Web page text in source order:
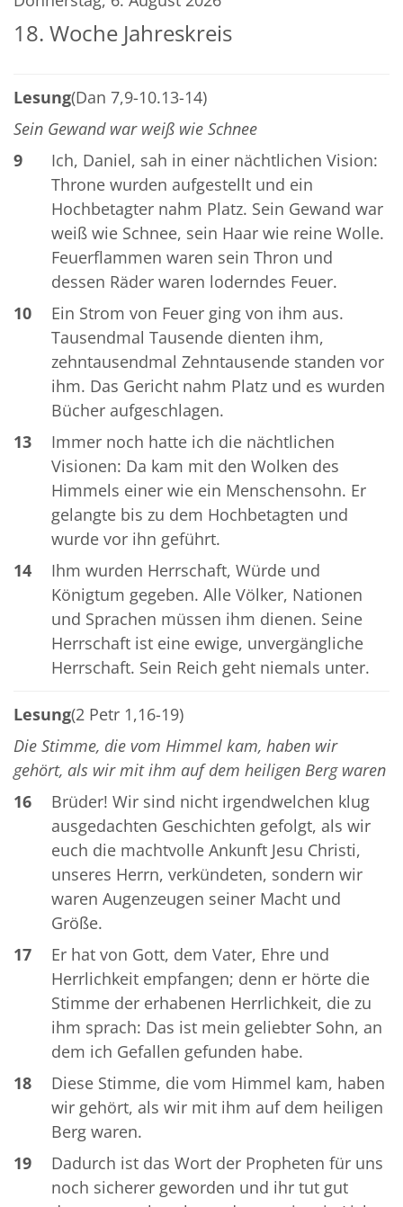
18. Woche Jahreskreis
Lesung(Dan 7,9-10.13-14)
Sein Gewand war weiß wie Schnee
9
Ich, Daniel, sah in einer nächtlichen Vision:
Throne wurden aufgestellt und ein
Hochbetagter nahm Platz. Sein Gewand war
weiß wie Schnee, sein Haar wie reine Wolle.
Feuerflammen waren sein Thron und
dessen Räder waren loderndes Feuer.
10
Ein Strom von Feuer ging von ihm aus.
Tausendmal Tausende dienten ihm,
zehntausendmal Zehntausende standen vor
ihm. Das Gericht nahm Platz und es wurden
Bücher aufgeschlagen.
13
Immer noch hatte ich die nächtlichen
Visionen: Da kam mit den Wolken des
Himmels einer wie ein Menschensohn. Er
gelangte bis zu dem Hochbetagten und
wurde vor ihn geführt.
14
Ihm wurden Herrschaft, Würde und
Königtum gegeben. Alle Völker, Nationen
und Sprachen müssen ihm dienen. Seine
Herrschaft ist eine ewige, unvergängliche
Herrschaft. Sein Reich geht niemals unter.
Lesung(2 Petr 1,16-19)
Die Stimme, die vom Himmel kam, haben wir
gehört, als wir mit ihm auf dem heiligen Berg waren
16
Brüder! Wir sind nicht irgendwelchen klug
ausgedachten Geschichten gefolgt, als wir
euch die machtvolle Ankunft Jesu Christi,
unseres Herrn, verkündeten, sondern wir
waren Augenzeugen seiner Macht und
Größe.
17
Er hat von Gott, dem Vater, Ehre und
Herrlichkeit empfangen; denn er hörte die
Stimme der erhabenen Herrlichkeit, die zu
ihm sprach: Das ist mein geliebter Sohn, an
dem ich Gefallen gefunden habe.
18
Diese Stimme, die vom Himmel kam, haben
wir gehört, als wir mit ihm auf dem heiligen
Berg waren.
19
Dadurch ist das Wort der Propheten für uns
noch sicherer geworden und ihr tut gut